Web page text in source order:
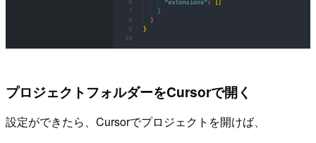
プロジェクトフォルダーをCursorで開く
設定ができたら、Cursorでプロジェクトを開けば、